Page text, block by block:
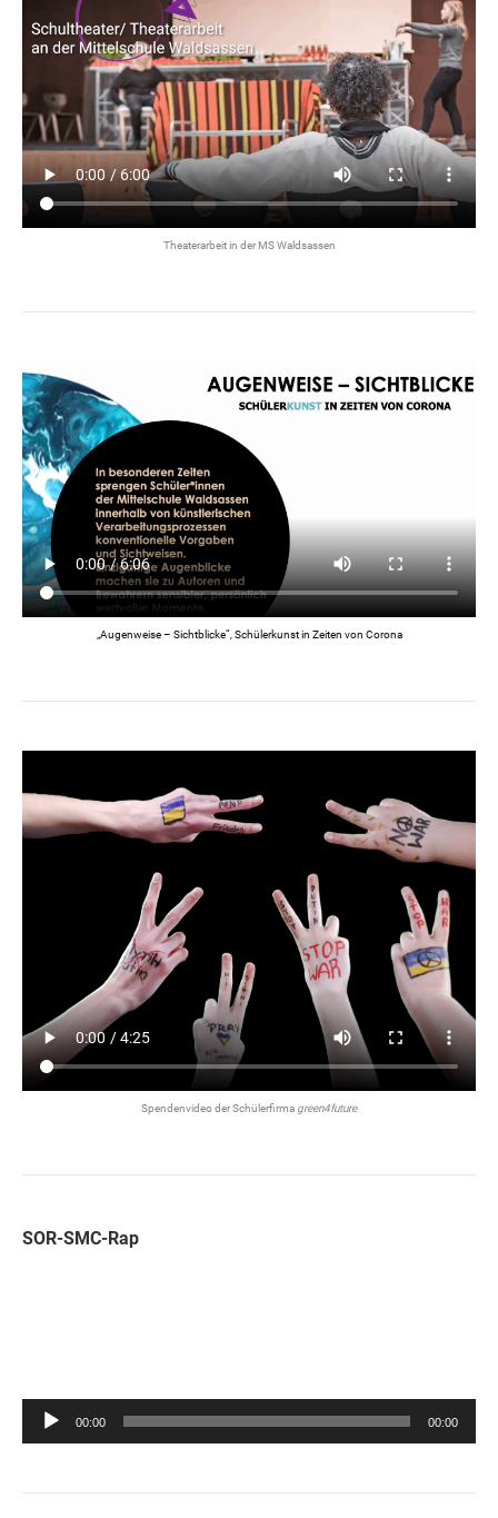
Theaterarbeit in der MS Waldsassen
„Augenweise – Sichtblicke“, Schülerkunst in Zeiten von Corona
Spendenvideo der Schülerfirma green4future
SOR-SMC-Rap
Audio-
00:00 00:00